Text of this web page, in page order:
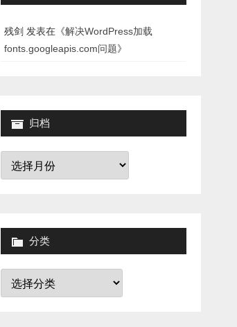
残剑 发表在《解决WordPress加载
fonts.googleapis.com问题》
归档
归
分类
分